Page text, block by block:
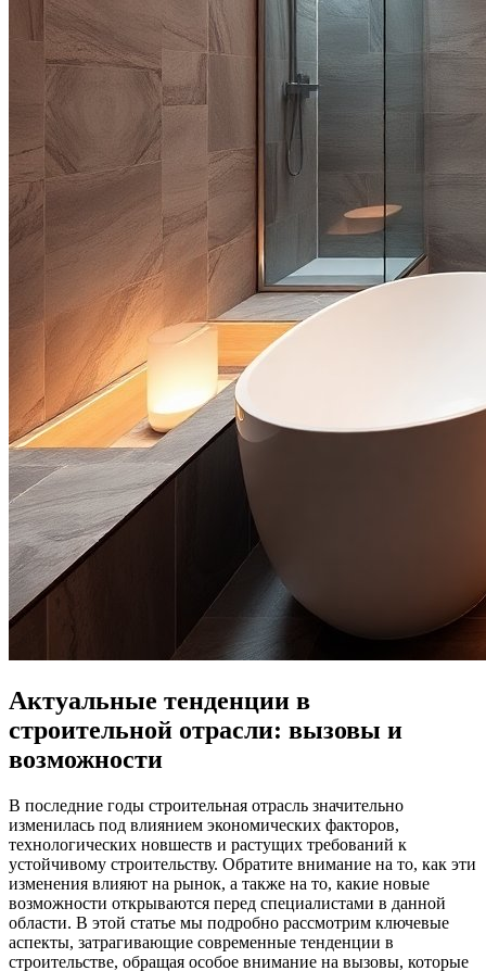
Актуальные тенденции в
строительной отрасли: вызовы и
возможности
В последние годы строительная отрасль значительно
изменилась под влиянием экономических факторов,
технологических новшеств и растущих требований к
устойчивому строительству. Обратите внимание на то, как эти
изменения влияют на рынок, а также на то, какие новые
возможности открываются перед специалистами в данной
области. В этой статье мы подробно рассмотрим ключевые
аспекты, затрагивающие современные тенденции в
строительстве, обращая особое внимание на вызовы, которые